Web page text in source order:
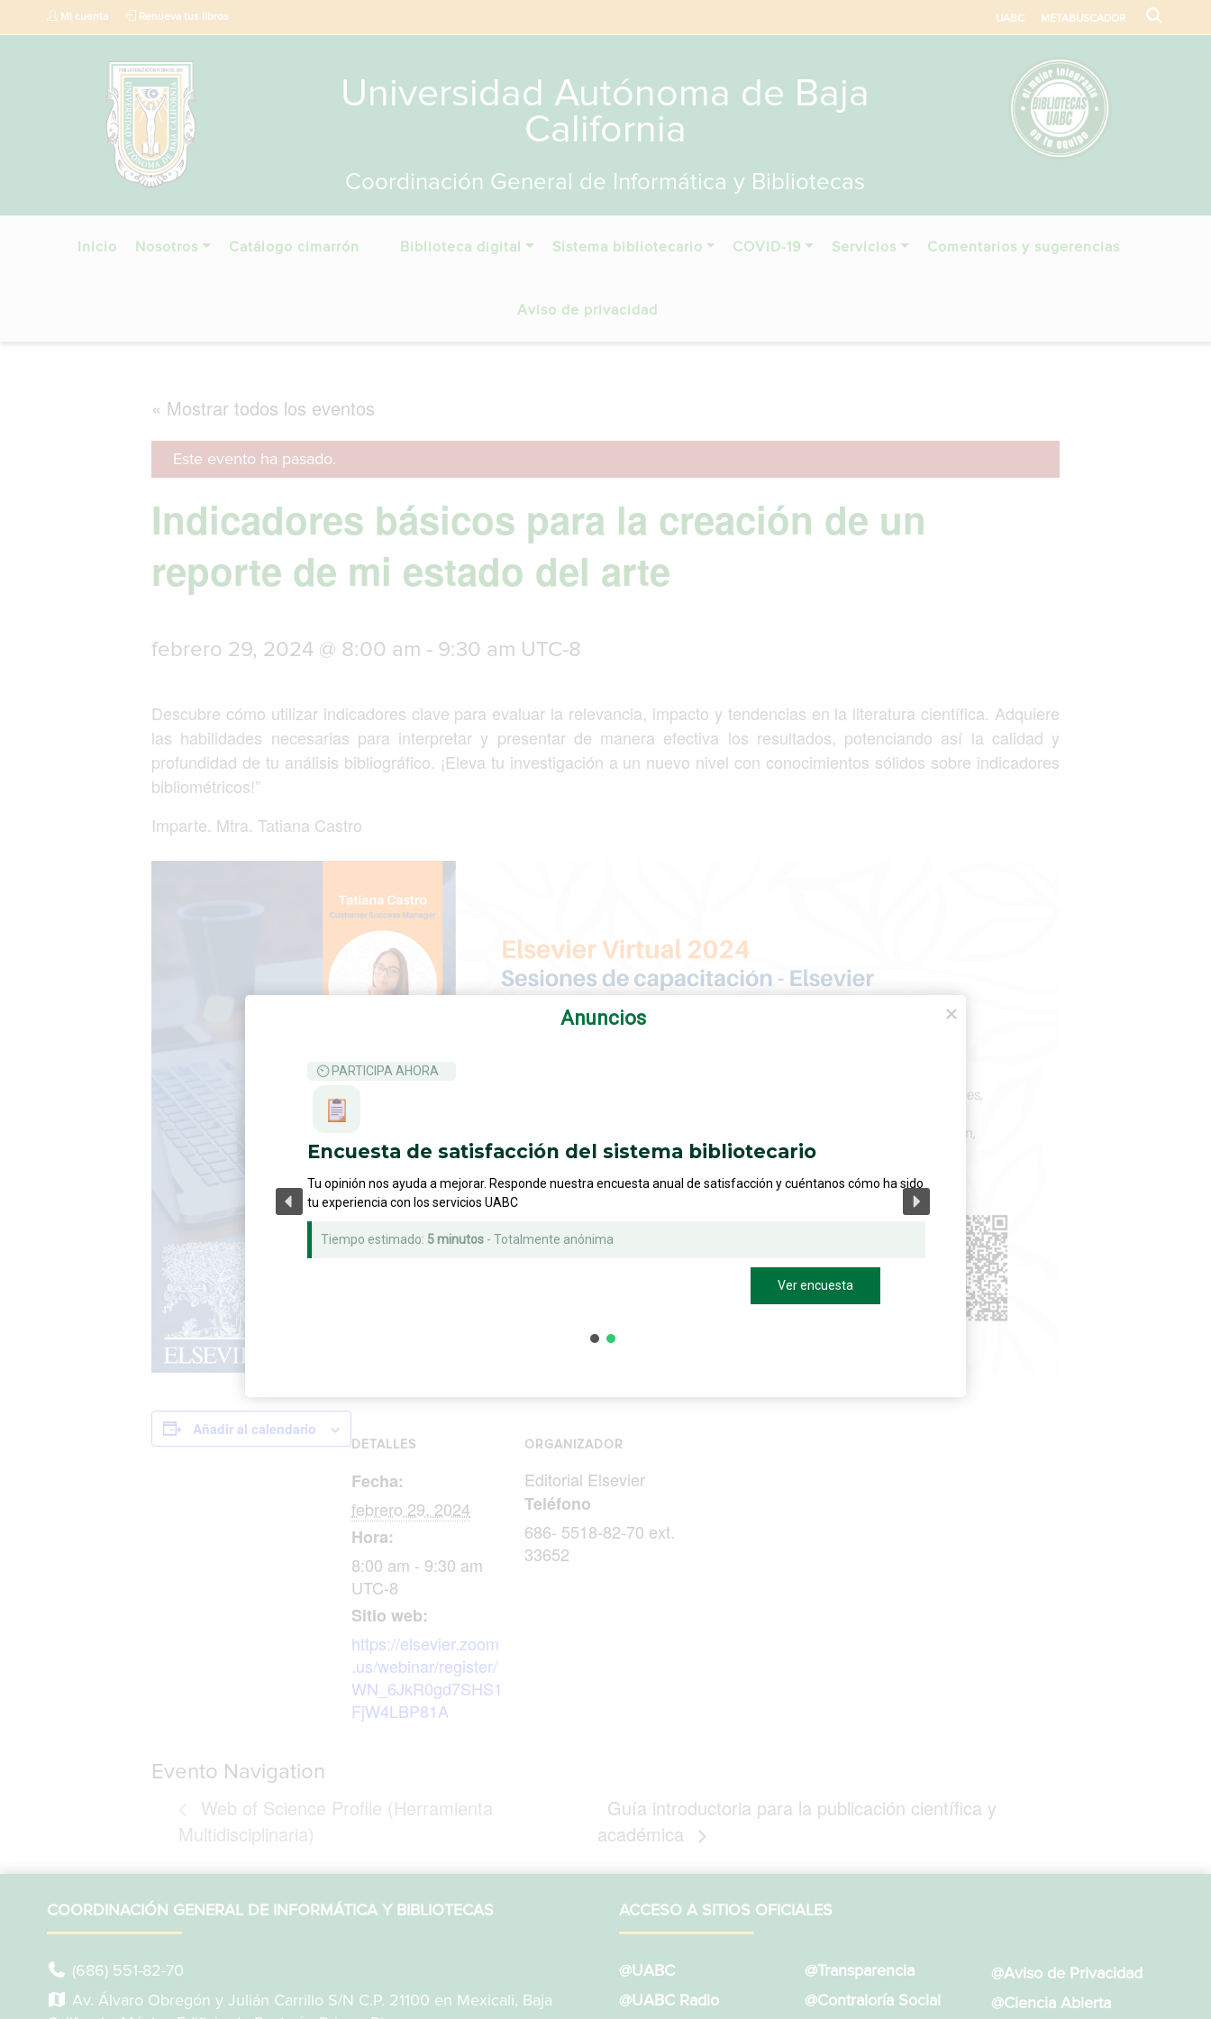
Mi cuenta Renueva tus libros UABC METABUSCADOR
Universidad Autónoma de Baja
California
Coordinación General de Informática y Bibliotecas
Inicio Nosotros Catálogo cimarrón Biblioteca digital Sistema bibliotecario COVID-19 Servicios Comentarios y sugerencias
Aviso de privacidad
« Mostrar todos los eventos
Este evento ha pasado.
Indicadores básicos para la creación de un
reporte de mi estado del arte
febrero 29, 2024 @ 8:00 am - 9:30 am UTC-8
Descubre cómo utilizar indicadores clave para evaluar la relevancia, impacto y tendencias en la literatura científica. Adquiere
las habilidades necesarias para interpretar y presentar de manera efectiva los resultados, potenciando así la calidad y
profundidad de tu análisis bibliográfico. ¡Eleva tu investigación a un nuevo nivel con conocimientos sólidos sobre indicadores
bibliométricos!”
Imparte. Mtra. Tatiana Castro
Añadir al calendario
DETALLES
Fecha:
febrero 29, 2024
Hora:
8:00 am - 9:30 am
UTC-8
Sitio web:
https://elsevier.zoom
.us/webinar/register/
WN_6JkR0gd7SHS1
FjW4LBP81A
ORGANIZADOR
Editorial Elsevier
Teléfono
686- 5518-82-70 ext.
33652
Evento Navigation
Web of Science Profile (Herramienta
Multidisciplinaria)
Guía introductoria para la publicación científica y
académica
COORDINACIÓN GENERAL DE INFORMÁTICA Y BIBLIOTECAS
(686) 551-82-70
Av. Álvaro Obregón y Julián Carrillo S/N C.P. 21100 en Mexicali, Baja
ACCESO A SITIOS OFICIALES
@UABC
@UABC Radio
@Transparencia
@Contraloría Social
@Aviso de Privacidad
@Ciencia Abierta
Anuncios
⏲ PARTICIPA AHORA
Encuesta de satisfacción del sistema bibliotecario
Tu opinión nos ayuda a mejorar. Responde nuestra encuesta anual de satisfacción y cuéntanos cómo ha sido
tu experiencia con los servicios UABC
Tiempo estimado: 5 minutos - Totalmente anónima
Ver encuesta